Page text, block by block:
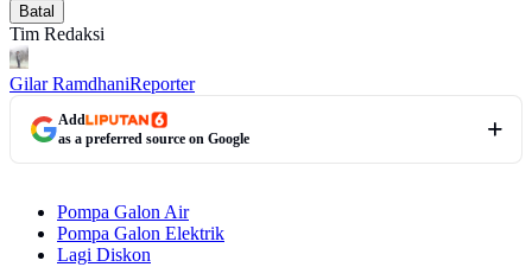
Batal
Tim Redaksi
Gilar RamdhaniReporter
Add
as a preferred source on Google
Pompa Galon Air
Pompa Galon Elektrik
Lagi Diskon